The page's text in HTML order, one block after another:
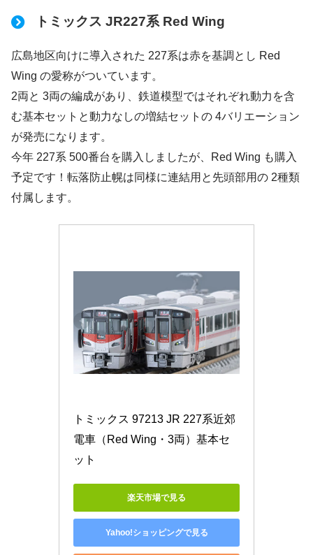
トミックス JR227系 Red Wing
広島地区向けに導入された 227系は赤を基調とし Red
Wing の愛称がついています。
2両と 3両の編成があり、鉄道模型ではそれぞれ動力を含
む基本セットと動力なしの増結セットの 4バリエーション
が発売になります。
今年 227系 500番台を購入しましたが、Red Wing も購入
予定です！転落防止幌は同様に連結用と先頭部用の 2種類
付属します。
トミックス 97213 JR 227系近郊
電車（Red Wing・3両）基本セ
ット
楽天市場で見る
Yahoo!ショッピングで見る